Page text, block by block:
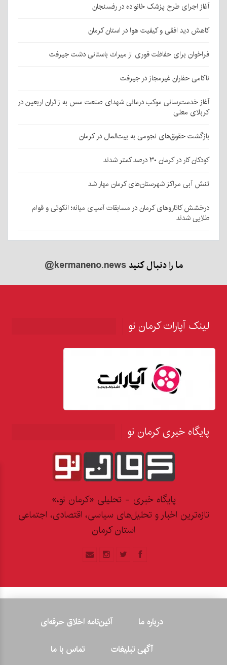
آغاز اجرای طرح پزشک خانواده در رفسنجان
کاهش دید افقی و کیفیت هوا در استان کرمان
فراخوان برای حفاظت فوری از میراث باستانی دشت جیرفت
ناکامی حفاران غیرمجاز در جیرفت
آغاز خدمت‌رسانی موکب درمانی شهدای صنعت مس به زائران اربعین در
کربلای معلی
بازگشت حقوق‌های نجومی به بیت‌المال در کرمان
کودکان کار در کرمان ۳۰ درصد کمتر شدند
تنش آبی مراکز شهرستان‌های کرمان مهار شد
درخشش کاتاروهای کرمان در مسابقات آسیای میانه؛ انکوتی و قوام
طلایی شدند
ما را دنبال کنید@kermaneno.news
لینک آپارات کرمان نو
پایگاه خبری کرمان نو
پایگاه خبری - تحلیلی «کرمان نو،»
تازه‌ترین اخبار و تحلیل‌های سیاسی، اقتصادی، اجتماعی
استان کرمان
درباره ما
آئین‌نامه اخلاق حرفه‌ای
آگهی تبلیغات
تماس با ما